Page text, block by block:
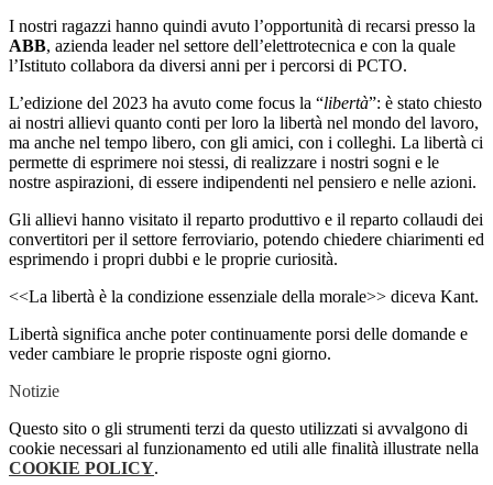
I nostri ragazzi hanno quindi avuto l’opportunità di recarsi presso la
ABB, azienda leader nel settore dell’elettrotecnica e con la quale
l’Istituto collabora da diversi anni per i percorsi di PCTO.
L’edizione del 2023 ha avuto come focus la “libertà”: è stato chiesto
ai nostri allievi quanto conti per loro la libertà nel mondo del lavoro,
ma anche nel tempo libero, con gli amici, con i colleghi. La libertà ci
permette di esprimere noi stessi, di realizzare i nostri sogni e le
nostre aspirazioni, di essere indipendenti nel pensiero e nelle azioni.
Gli allievi hanno visitato il reparto produttivo e il reparto collaudi dei
convertitori per il settore ferroviario, potendo chiedere chiarimenti ed
esprimendo i propri dubbi e le proprie curiosità.
<<La libertà è la condizione essenziale della morale>> diceva Kant.
Libertà significa anche poter continuamente porsi delle domande e
veder cambiare le proprie risposte ogni giorno.
Notizie
Questo sito o gli strumenti terzi da questo utilizzati si avvalgono di
cookie necessari al funzionamento ed utili alle finalità illustrate nella
COOKIE POLICY.